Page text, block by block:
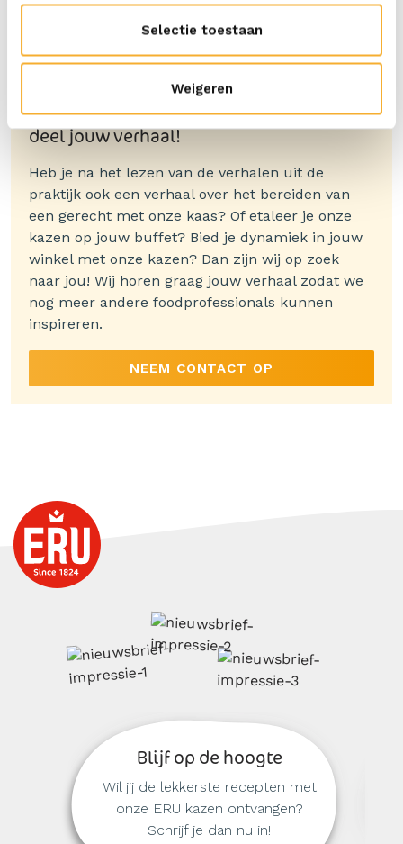
Selectie toestaan
Weigeren
Inspireer andere foodprofessionals en
deel jouw verhaal!
Heb je na het lezen van de verhalen uit de
praktijk ook een verhaal over het bereiden van
een gerecht met onze kaas? Of etaleer je onze
kazen op jouw buffet? Bied je dynamiek in jouw
winkel met onze kazen? Dan zijn wij op zoek
naar jou! Wij horen graag jouw verhaal zodat we
nog meer andere foodprofessionals kunnen
inspireren.
NEEM CONTACT OP
Blijf op de hoogte
Wil jij de lekkerste recepten met
onze ERU kazen ontvangen?
Schrijf je dan nu in!